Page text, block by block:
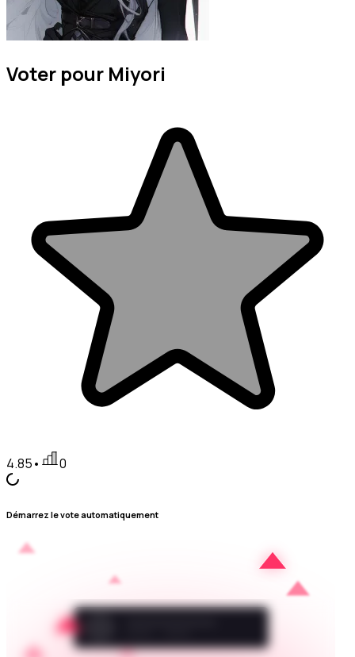
Voter pour Miyori
4.85• 0
Démarrez le vote automatiquement